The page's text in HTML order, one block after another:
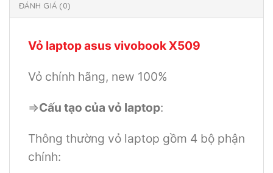
ĐÁNH GIÁ (0)
Vỏ laptop asus vivobook X509
Vỏ chính hãng, new 100%
=>Cấu tạo của vỏ laptop:
Thông thường vỏ laptop gồm 4 bộ phận
chính: